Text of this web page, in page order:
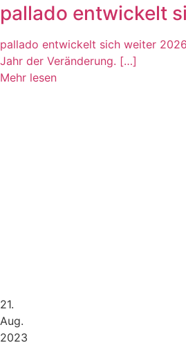
pallado entwickelt
pallado entwickelt sich weiter
Jahr der Veränderung. […]
Mehr lesen
21.
Aug.
2023